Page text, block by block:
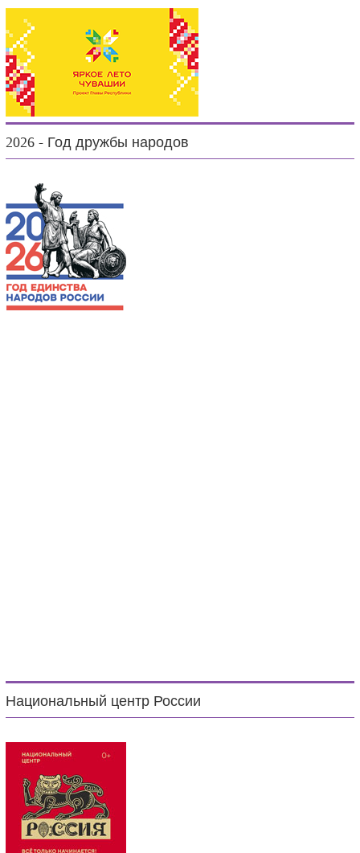
2026 - Год дружбы народов
Национальный центр России